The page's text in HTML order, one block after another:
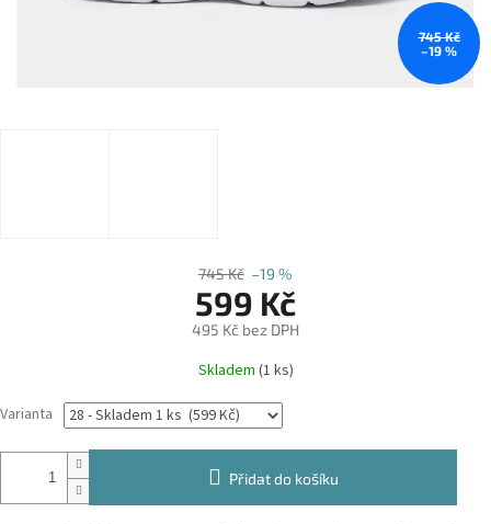
745 Kč
–19 %
745 Kč –19 %
599 Kč
495 Kč bez DPH
Měrná
cena:
Skladem (1 ks)
Varianta
Přidat do košíku